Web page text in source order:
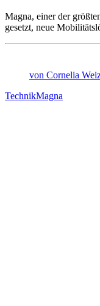
Magna, einer der
gesetzt, neue
von Cornelia
TechnikMagna